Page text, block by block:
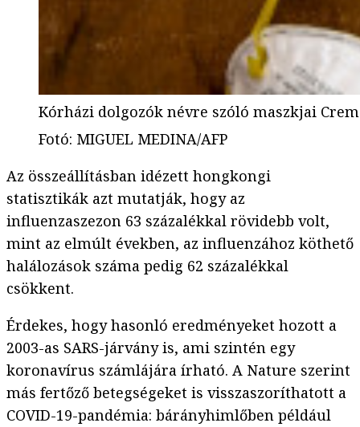
Kórházi dolgozók névre szóló maszkjai
Fotó: MIGUEL MEDINA/AFP
Az összeállításban idézett hongkongi
statisztikák azt mutatják, hogy az
influenzaszezon 63 százalékkal rövidebb volt,
mint az elmúlt években, az influenzához köthető
halálozások száma pedig 62 százalékkal
csökkent.
Érdekes, hogy hasonló eredményeket hozott a
2003-as SARS-járvány is, ami szintén egy
koronavírus számlájára írható. A Nature szerint
más fertőző betegségeket is visszaszoríthatott a
COVID-19-pandémia: bárányhimlőben például